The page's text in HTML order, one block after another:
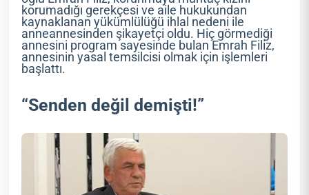
korumadığı gerekçesi ve aile hukukundan
kaynaklanan yükümlülüğü ihlal nedeni ile
anneannesinden şikayetçi oldu. Hiç görmediği
annesini program sayesinde bulan Emrah Filiz,
annesinin yasal temsilcisi olmak için işlemleri
başlattı.
“Senden değil demişti!”